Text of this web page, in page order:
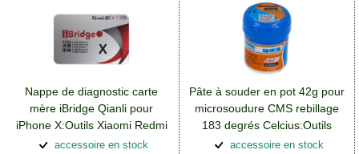
Nappe de diagnostic carte
mère iBridge Qianli pour
iPhone X:Outils Xiaomi Redmi
13(4G)
accessoire en stock
Pâte à souder en pot 42g pour
microsoudure CMS rebillage
183 degrés Celcius:Outils
Xiaomi Redmi 13(4G)
accessoire en stock